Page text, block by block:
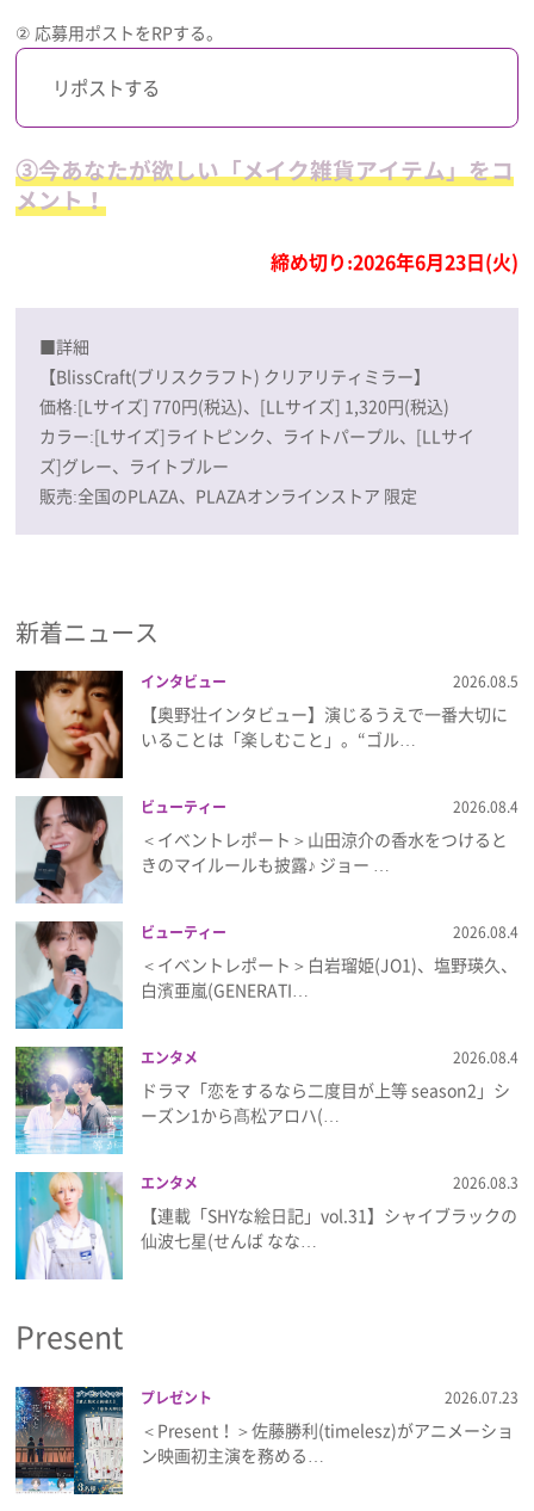
② 応募用ポストをRPする。
リポストする
③今あなたが欲しい「メイク雑貨アイテム」をコ
メント！
締め切り:2026年6月23日(火)
■詳細
【BlissCraft(ブリスクラフト) クリアリティミラー】
価格:[Lサイズ] 770円(税込)、[LLサイズ] 1,320円(税込)
カラー:[Lサイズ]ライトピンク、ライトパープル、[LLサイ
ズ]グレー、ライトブルー
販売:全国のPLAZA、PLAZAオンラインストア 限定
新着ニュース
インタビュー 2026.08.5
【奥野壮インタビュー】演じるうえで一番大切に
いることは「楽しむこと」。“ゴル…
ビューティー 2026.08.4
＜イベントレポート＞山田涼介の香水をつけると
きのマイルールも披露♪ ジョー …
ビューティー 2026.08.4
＜イベントレポート＞白岩瑠姫(JO1)、塩野瑛久、
白濱亜嵐(GENERATI…
エンタメ 2026.08.4
ドラマ「恋をするなら二度目が上等 season2」シ
ーズン1から髙松アロハ(…
エンタメ 2026.08.3
【連載「SHYな絵日記」vol.31】シャイブラックの
仙波七星(せんば なな…
Present
プレゼント 2026.07.23
＜Present！＞佐藤勝利(timelesz)がアニメーショ
ン映画初主演を務める…